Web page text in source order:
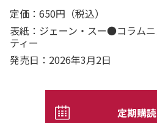
定価：650円（税込）
表紙：ジェーン・スー●コラム
ティー
発売日：2026年3月2日
定期購読